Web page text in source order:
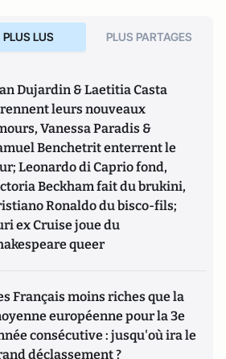
PLUS LUS PLUS PARTAGES
Dujardin & Laetitia Casta
leurs nouveaux
Vanessa Paradis &
Benchetrit enterrent le
Leonardo di Caprio fond,
Beckham fait du brukini,
Ronaldo du bisco-fils;
ex Cruise joue du
queer
Français moins riches que la
européenne pour la 3e
consécutive : jusqu'où ira le
déclassement ?